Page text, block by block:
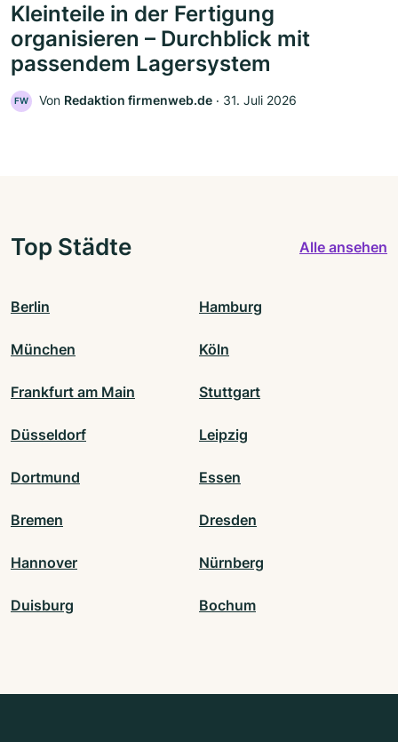
Kleinteile in der Fertigung
organisieren – Durchblick mit
passendem Lagersystem
FW Von Redaktion firmenweb.de ‧ 31. Juli 2026
Top Städte Alle ansehen
Berlin Hamburg
München Köln
Frankfurt am Main Stuttgart
Düsseldorf Leipzig
Dortmund Essen
Bremen Dresden
Hannover Nürnberg
Duisburg Bochum